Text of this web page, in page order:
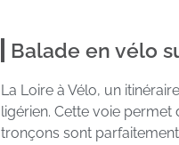
Balade en vélo
La Loire à Vélo, un
ligérien. Cette voie
tronçons sont